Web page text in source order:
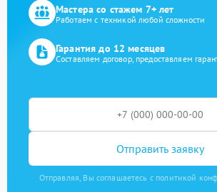
Мастера со стажем 7+ лет
Работаем с техникой любой сложности
Гарантия до 12 месяцев
Составляем договор, предоставляем
Отправить заявку
Отправляя, Вы соглашаетесь с политикой